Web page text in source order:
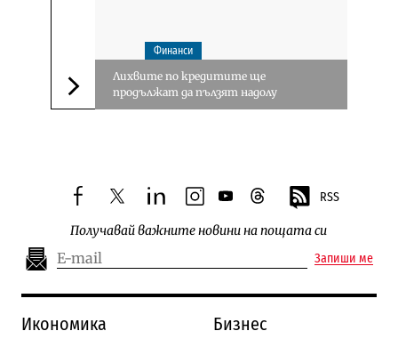
Следваща новина
Финанси
Лихвите по кредитите ще
продължат да пълзят надолу
facebooktwitterlinkedininstagram
youtubethreads RSS
Получавай важните новини на пощата си
Запиши ме
Икономика
Бизнес